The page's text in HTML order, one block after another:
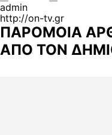
admin
http://on-tv.gr
ΠΑΡΟΜΟΙΑ
ΑΠΟ ΤΟΝ